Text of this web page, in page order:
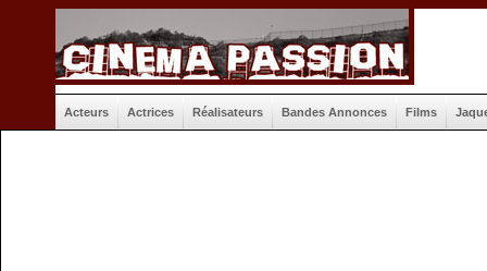
Acteurs Actrices Réalisateurs Bandes Annonces Films